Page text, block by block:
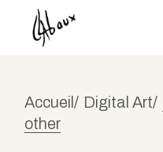
Accueil Digital Art
other